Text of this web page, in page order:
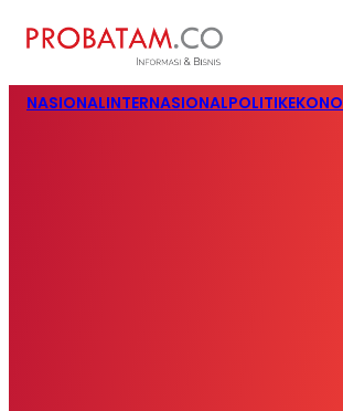
NASIONALINTERNASIONALPOLITIK